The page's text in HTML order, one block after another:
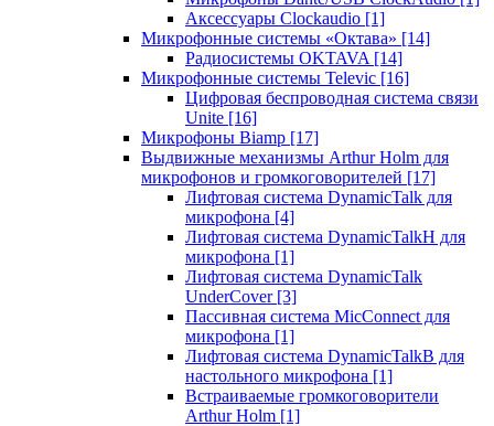
Аксессуары Clockaudio [1]
Микрофонные системы «Октава» [14]
Радиосистемы OKTAVA [14]
Микрофонные системы Televic [16]
Цифровая беспроводная система связи
Unite [16]
Микрофоны Biamp [17]
Выдвижные механизмы Arthur Holm для
микрофонов и громкоговорителей [17]
Лифтовая система DynamicTalk для
микрофона [4]
Лифтовая система DynamicTalkH для
микрофона [1]
Лифтовая система DynamicTalk
UnderCover [3]
Пассивная система MicConnect для
микрофона [1]
Лифтовая система DynamicTalkB для
настольного микрофона [1]
Встраиваемые громкоговорители
Arthur Holm [1]